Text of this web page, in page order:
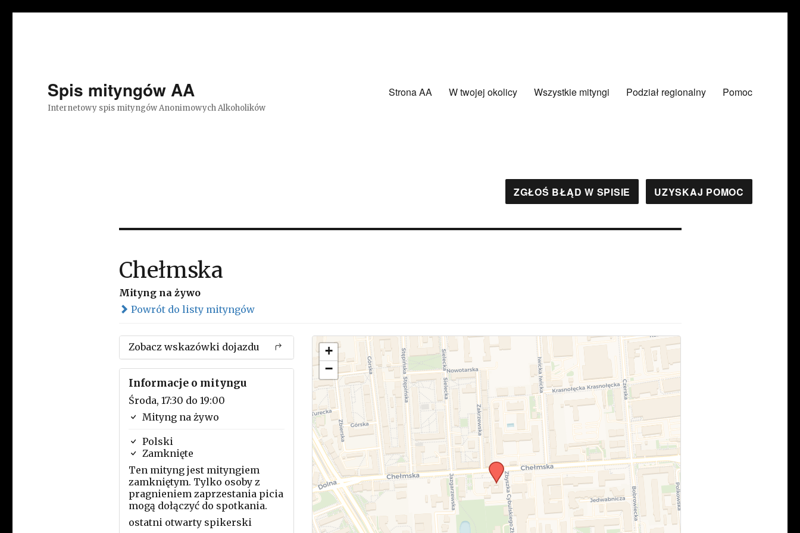
Spis mityngów AA
Internetowy spis mityngów Anonimowych Alkoholików
Strona AA W twojej okolicy Wszystkie mityngi Podział regionalny Pomoc
ZGŁOŚ BŁĄD W SPISIE UZYSKAJ POMOC
Chełmska
Mityng na żywo
Powrót do listy mityngów
Zobacz wskazówki dojazdu
Informacje o mityngu
Środa, 17:30 do 19:00
Mityng na żywo
Polski
Zamknięte
Ten mityng jest mityngiem
zamkniętym. Tylko osoby z
pragnieniem zaprzestania picia
mogą dołączyć do spotkania.
ostatni otwarty spikerski
+
−